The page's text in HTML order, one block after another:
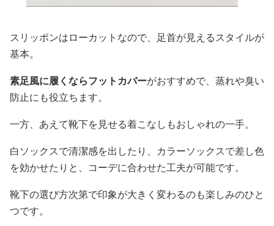
スリッポンはローカットなので、足首が見えるスタイルが
基本。
素足風に履くならフットカバーがおすすめで、蒸れや臭い
防止にも役立ちます。
一方、あえて靴下を見せる着こなしもおしゃれの一手。
白ソックスで清潔感を出したり、カラーソックスで差し色
を効かせたりと、コーデに合わせた工夫が可能です。
靴下の選び方次第で印象が大きく変わるのも楽しみのひと
つです。